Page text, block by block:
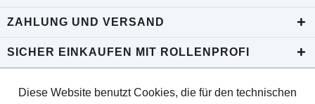
ZAHLUNG UND VERSAND
SICHER EINKAUFEN MIT ROLLENPROFI
Diese Website benutzt Cookies, die für den technischen